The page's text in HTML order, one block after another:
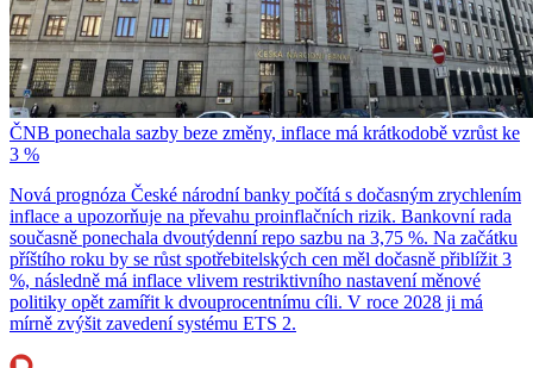
ČNB ponechala sazby beze změny, inflace má krátkodobě vzrůst ke
3 %
Nová prognóza České národní banky počítá s dočasným zrychlením
inflace a upozorňuje na převahu proinflačních rizik. Bankovní rada
současně ponechala dvoutýdenní repo sazbu na 3,75 %. Na začátku
příštího roku by se růst spotřebitelských cen měl dočasně přiblížit 3
%, následně má inflace vlivem restriktivního nastavení měnové
politiky opět zamířit k dvouprocentnímu cíli. V roce 2028 ji má
mírně zvýšit zavedení systému ETS 2.